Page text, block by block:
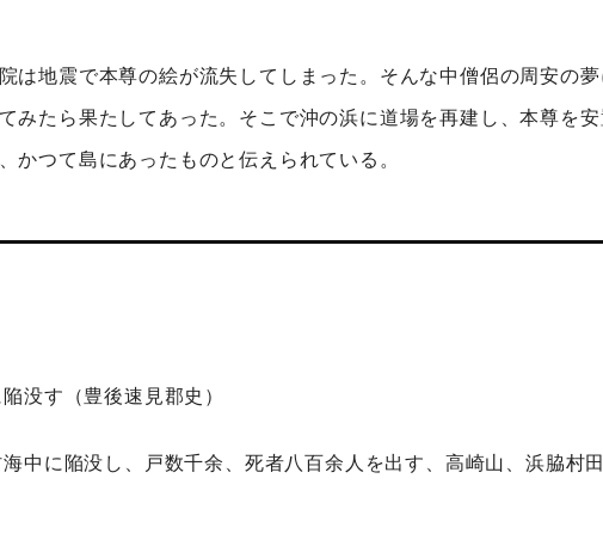
は地震で本尊の絵が流失してしまった。そんな中僧侶の周安の
みたら果たしてあった。そこで沖の浜に道場を再建し、本尊を
かつて島にあったものと伝えられている。
没す（豊後速見郡史）
中に陥没し、戸数千余、死者八百余人を出す、高崎山、浜脇村